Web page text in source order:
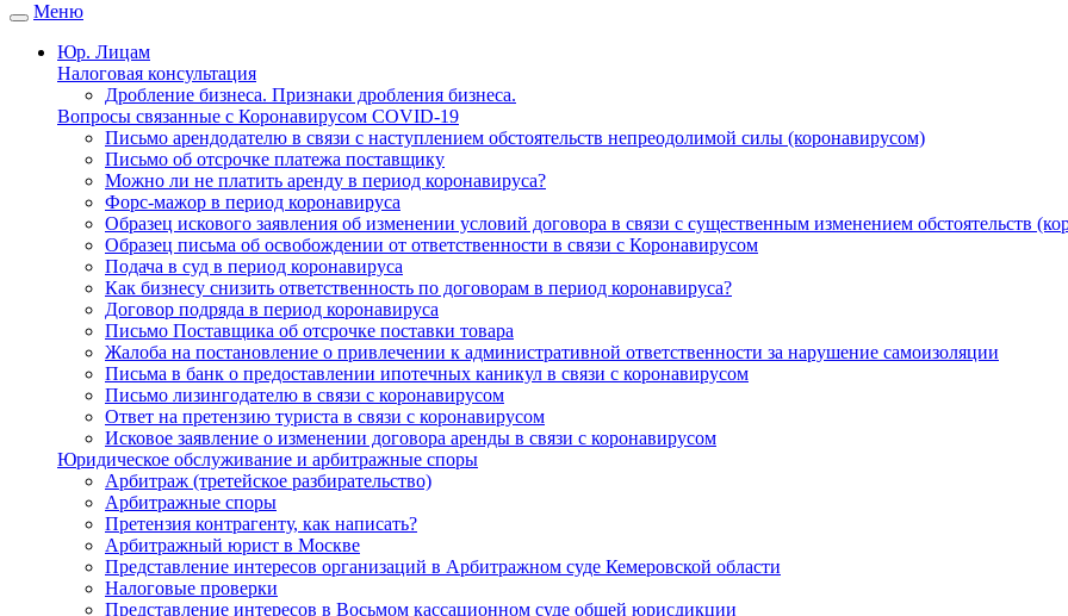
Меню
Юр. Лицам
Налоговая консультация
Дробление бизнеса. Признаки дробления бизнеса.
Вопросы связанные с Коронавирусом COVID-19
Письмо арендодателю в связи с наступлением обстоятельств непреодолимой силы (коронавирусом)
Письмо об отсрочке платежа поставщику
Можно ли не платить аренду в период коронавируса?
Форс-мажор в период коронавируса
Образец искового заявления об изменении условий договора в связи с существенным изменением обстоятельств
Образец письма об освобождении от ответственности в связи с Коронавирусом
Подача в суд в период коронавируса
Как бизнесу снизить ответственность по договорам в период коронавируса?
Договор подряда в период коронавируса
Письмо Поставщика об отсрочке поставки товара
Жалоба на постановление о привлечении к административной ответственности за нарушение самоизоляции
Письма в банк о предоставлении ипотечных каникул в связи с коронавирусом
Письмо лизингодателю в связи с коронавирусом
Ответ на претензию туриста в связи с коронавирусом
Исковое заявление о изменении договора аренды в связи с коронавирусом
Юридическое обслуживание и арбитражные споры
Арбитраж (третейское разбирательство)
Арбитражные споры
Претензия контрагенту, как написать?
Арбитражный юрист в Москве
Представление интересов организаций в Арбитражном суде Кемеровской области
Налоговые проверки
Представление интересов в Восьмом кассационном суде общей юрисдикции